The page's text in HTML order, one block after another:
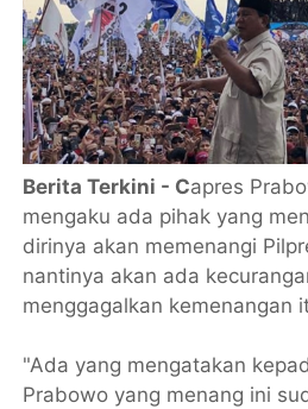
Berita Terkini - Capres
mengaku ada pihak yang
dirinya akan memenangi
nantinya akan ada
menggagalkan kemenangan
"Ada yang mengatakan
Prabowo yang menang ini